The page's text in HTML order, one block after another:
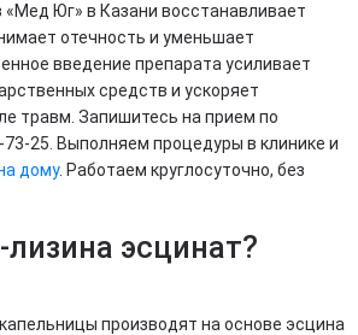
«Мед Юг» в Казани восстанавливает
отечность и уменьшает
введение препарата усиливает
средств и ускоряет
травм. Запишитесь на прием по
25. Выполняем процедуры в клинике и
дому. Работаем круглосуточно, без
лизина эсцинат?
производят на основе эсцина